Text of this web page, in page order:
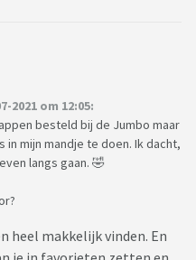
2021 om 12:05:
besteld bij de Jumbo maar
mijn mandje te doen. Ik dacht,
langs gaan. 🤣
heel makkelijk vinden. En